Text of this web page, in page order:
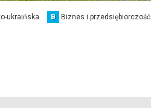
ukraińska B Biznes i przedsiębiorczość